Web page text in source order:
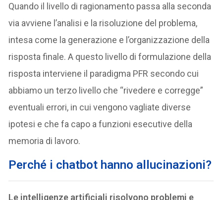
Quando il livello di ragionamento passa alla seconda
via avviene l’analisi e la risoluzione del problema,
intesa come la generazione e l’organizzazione della
risposta finale. A questo livello di formulazione della
risposta interviene il paradigma PFR secondo cui
abbiamo un terzo livello che “rivedere e corregge”
eventuali errori, in cui vengono vagliate diverse
ipotesi e che fa capo a funzioni esecutive della
memoria di lavoro.
Perché i chatbot hanno allucinazioni?
Le intelligenze artificiali risolvono problemi e